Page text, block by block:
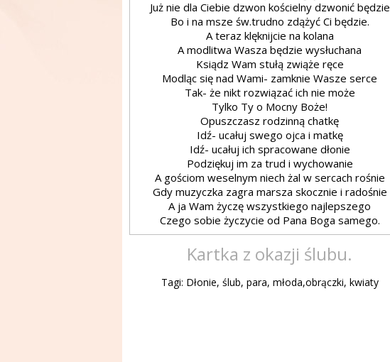
Już nie dla Ciebie dzwon kościelny dzwonić będzie
Bo i na msze św.trudno zdążyć Ci będzie.
A teraz klęknijcie na kolana
A modlitwa Wasza będzie wysłuchana
Ksiądz Wam stułą zwiąże ręce
Modląc się nad Wami- zamknie Wasze serce
Tak- że nikt rozwiązać ich nie może
Tylko Ty o Mocny Boże!
Opuszczasz rodzinną chatkę
Idź- ucałuj swego ojca i matkę
Idź- ucałuj ich spracowane dłonie
Podziękuj im za trud i wychowanie
A gościom weselnym niech żal w sercach rośnie
Gdy muzyczka zagra marsza skocznie i radośnie
A ja Wam życzę wszystkiego najlepszego
Czego sobie życzycie od Pana Boga samego.
Kartka z okazji ślubu.
Tagi: Dłonie, ślub, para, młoda,obrączki, kwiaty